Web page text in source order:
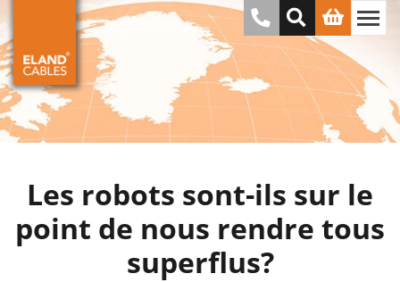
Les robots sont-ils sur le
point de nous rendre tous
superflus?